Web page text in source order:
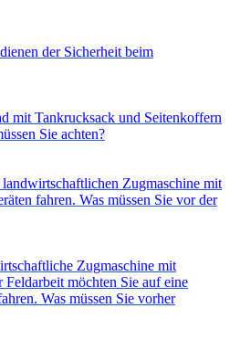
der Sicherheit beim
mit Tankrucksack und Seitenkoffern
Sie achten?
Zugmaschine mit
fahren. Was müssen Sie vor der
Zugmaschine mit
Feldarbeit möchten Sie auf eine
Was müssen Sie vorher